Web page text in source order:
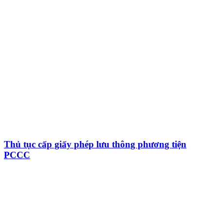
Thủ tục cấp giấy phép lưu thông phương tiện
PCCC